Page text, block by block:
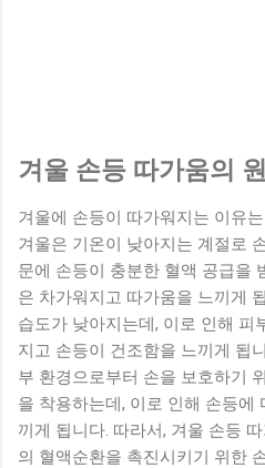
겨울 손등 따가움의
겨울에 손등이 따가워지는 이유
겨울은 기온이 낮아지는 계절로
문에 손등이 충분한 혈액 공급을
은 차가워지고 따가움을 느끼게
습도가 낮아지는데, 이로 인해 피
지고 손등이 건조함을 느끼게 됩
부 환경으로부터 손을 보호하기
을 착용하는데, 이로 인해 손등에
끼게 됩니다. 따라서, 겨울 손등
의 혈액순환을 촉진시키기 위한